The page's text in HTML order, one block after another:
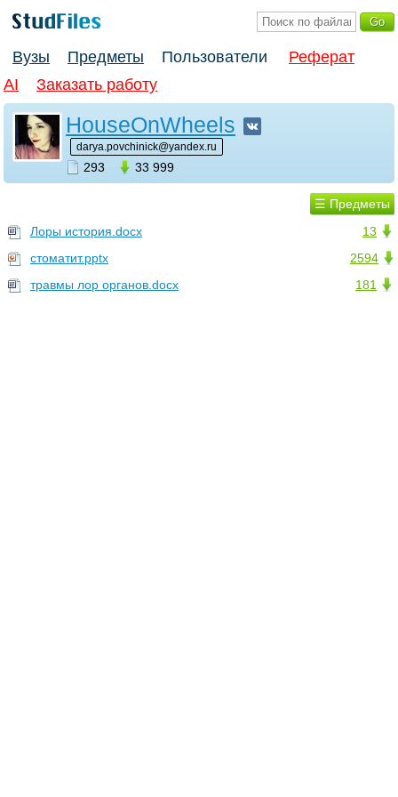
Вузы Предметы Пользователи
Реферат
AI
Заказать работу
HouseOnWheels
darya.povchinick@yandex.ru
293 33 999
☰ Предметы
13
Лоры история.docx
2594
стоматит.pptx
181
травмы лор органов.docx